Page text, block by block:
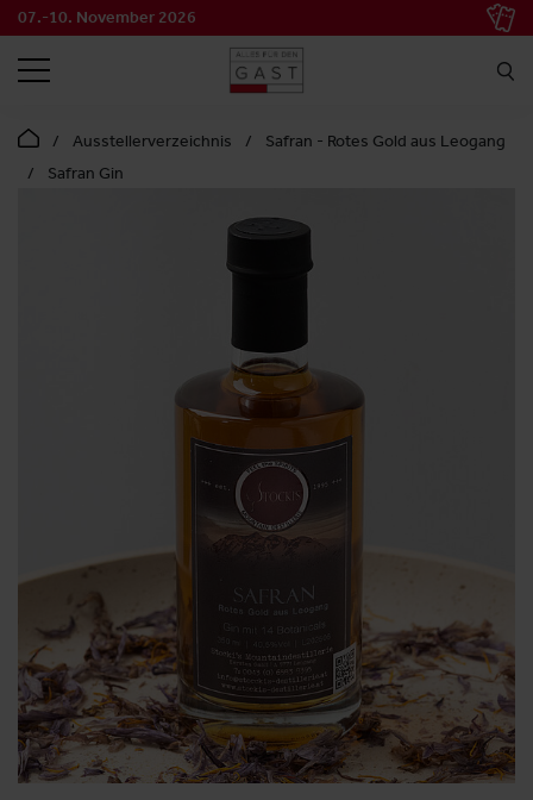
07.-10. November 2026
SUCHEN
Ausstellerverzeichnis
Safran - Rotes Gold aus Leogang
Safran Gin